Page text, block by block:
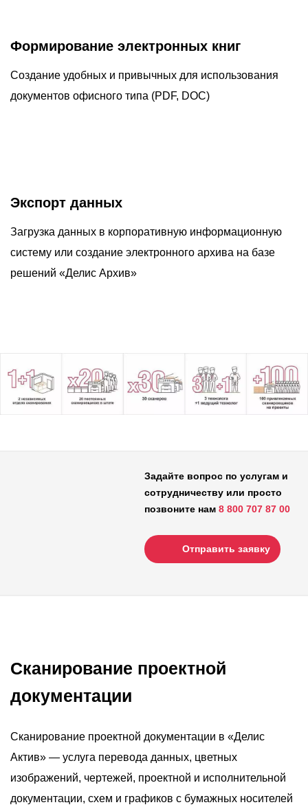
Формирование электронных книг
Создание удобных и привычных для использования
документов офисного типа (PDF, DOC)
Экспорт данных
Загрузка данных в корпоративную информационную
систему или создание электронного архива на базе
решений «Делис Архив»
Задайте вопрос по услугам и
сотрудничеству или просто
позвоните нам 8 800 707 87 00
Отправить заявку
Сканирование проектной
документации
Сканирование проектной документации в «Делис
Актив» — услуга перевода данных, цветных
изображений, чертежей, проектной и исполнительной
документации, схем и графиков с бумажных носителей